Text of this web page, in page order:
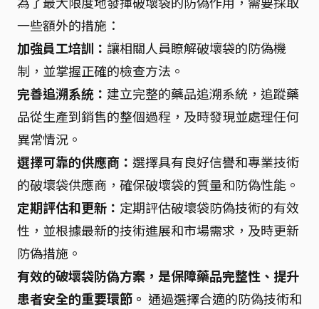
一些額外的措施：
加強員工培訓： 讓相關人員瞭解破壞袋的防偽機
制，並掌握正確的檢查方法。
完善追溯系統： 建立完整的藥品追溯系統，追蹤藥
品從生產到銷售的整個過程，及時發現並處理任何
異常情況。
選擇可靠的供應商： 選擇具有良好信譽和專業技術
的破壞袋供應商，確保破壞袋的質量和防偽性能。
定期評估和更新： 定期評估破壞袋防偽技術的有效
性，並根據最新的技術進展和市場需求，及時更新
防偽措施。
有效的破壞袋防偽方案，是保障藥品完整性、提升
患者安全的重要環節。 通過選擇合適的防偽技術和